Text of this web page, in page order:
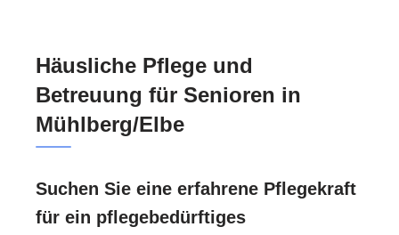
Häusliche Pflege und
Betreuung für Senioren in
Mühlberg/Elbe
Suchen Sie eine erfahrene Pflegekraft
für ein pflegebedürftiges